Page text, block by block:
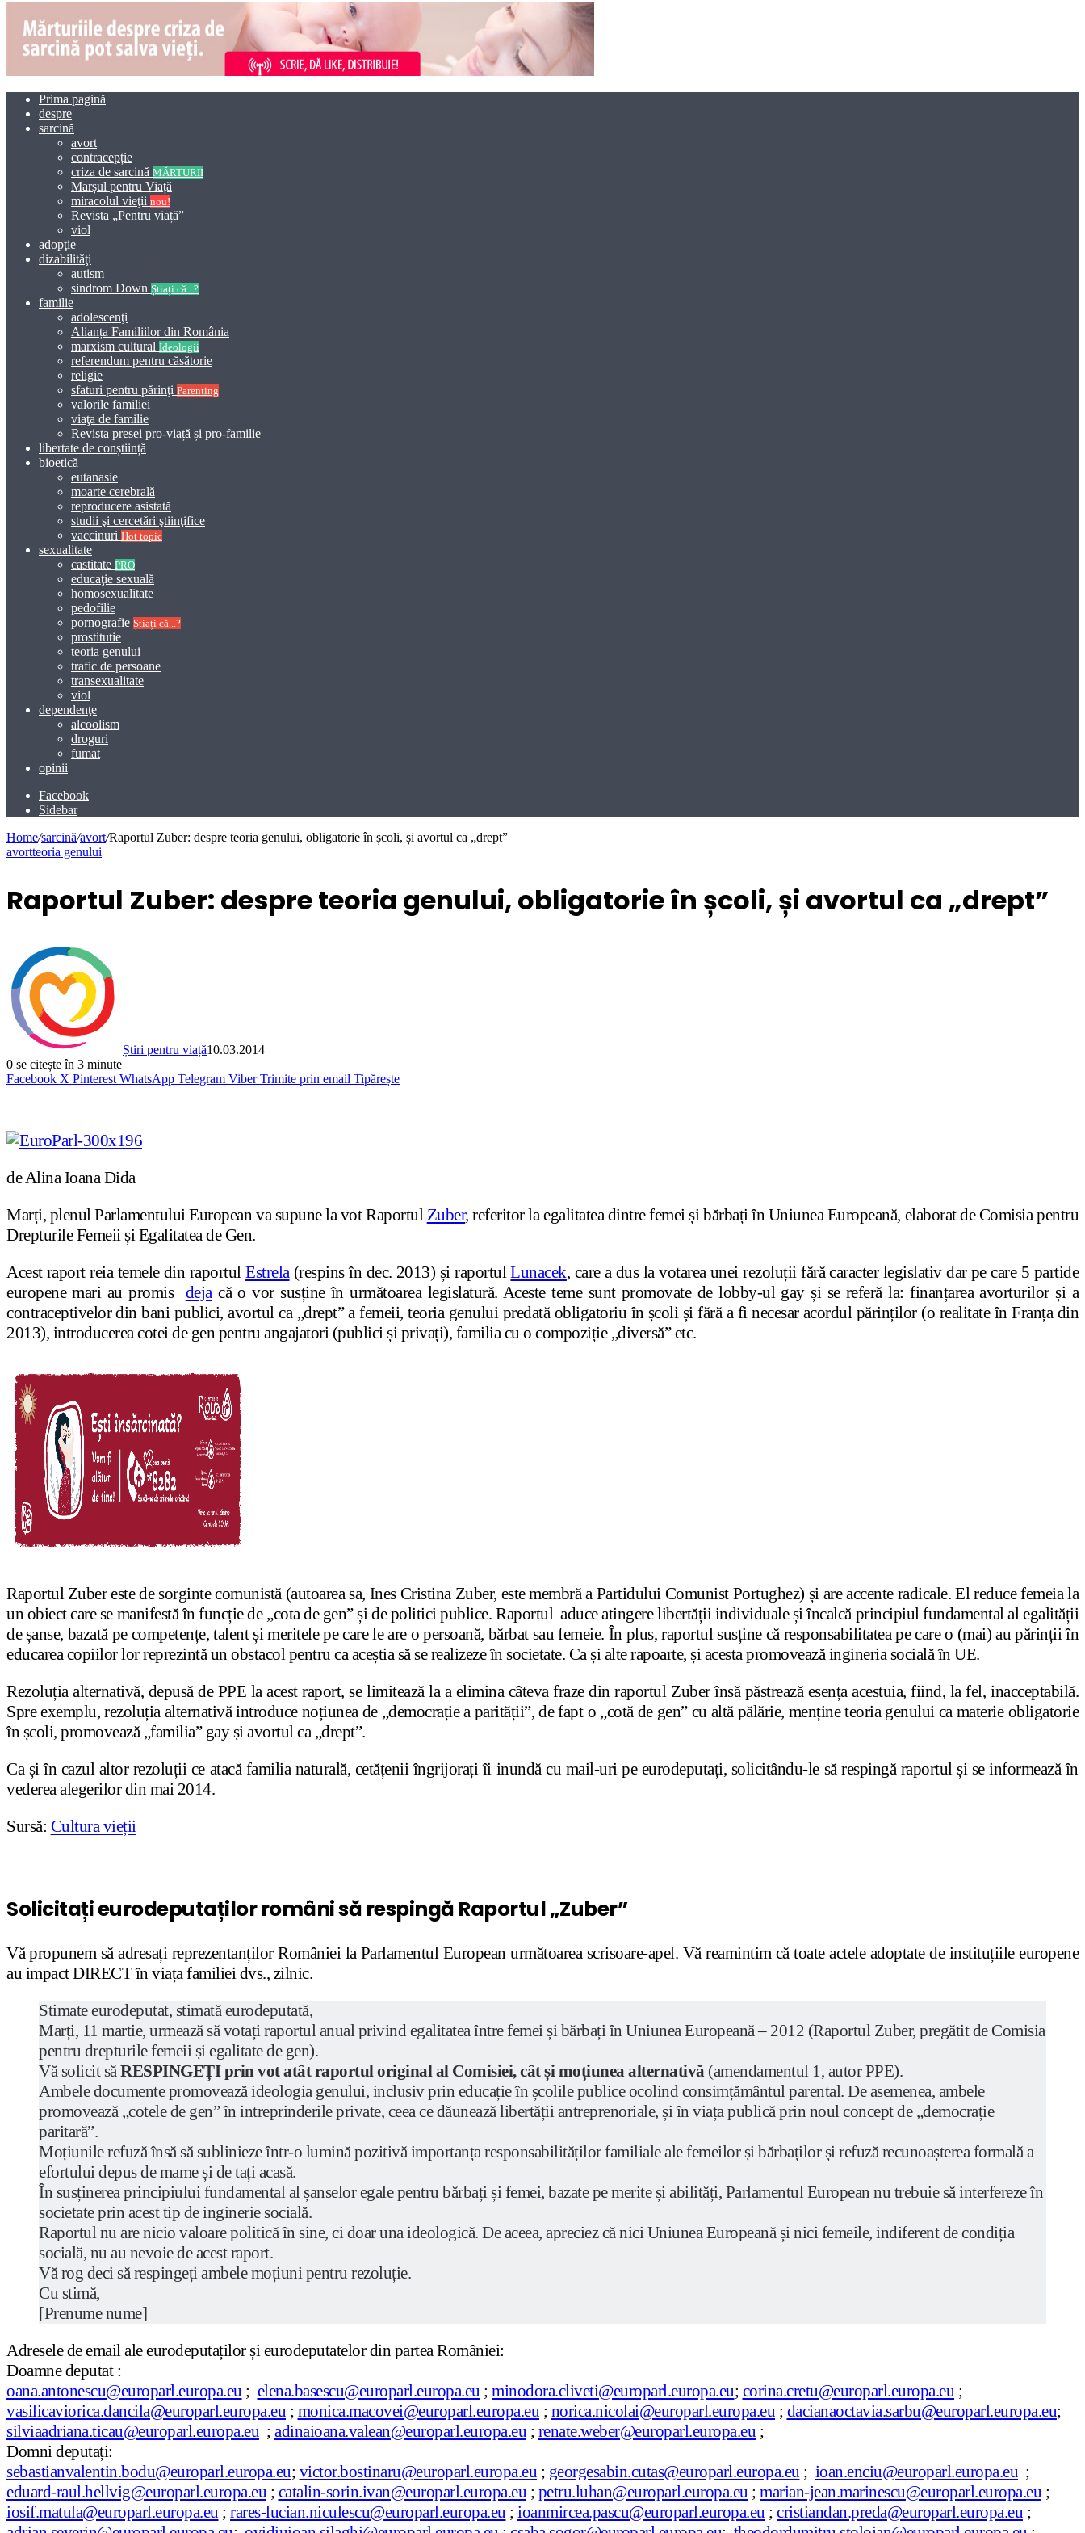
Prima pagină
despre
sarcină
avort
contracepție
criza de sarcină MĂRTURII
Marșul pentru Viață
miracolul vieţii nou!
Revista „Pentru viață”
viol
adopţie
dizabilităţi
autism
sindrom Down Știați că...?
familie
adolescenţi
Alianța Familiilor din România
marxism cultural Ideologii
referendum pentru căsătorie
religie
sfaturi pentru părinţi Parenting
valorile familiei
viaţa de familie
Revista presei pro-viață și pro-familie
libertate de conștiință
bioetică
eutanasie
moarte cerebrală
reproducere asistată
studii şi cercetări ştiinţifice
vaccinuri Hot topic
sexualitate
castitate PRO
educaţie sexuală
homosexualitate
pedofilie
pornografie Știați că...?
prostitutie
teoria genului
trafic de persoane
transexualitate
viol
dependenţe
alcoolism
droguri
fumat
opinii
Facebook
Sidebar
Home/sarcină/avort/Raportul Zuber: despre teoria genului, obligatorie în școli, și avortul ca „drept”
avortteoria genului
Raportul Zuber: despre teoria genului, obligatorie în școli, și avortul ca „drept”
Știri pentru viață10.03.2014
0 se citește în 3 minute
Facebook X Pinterest WhatsApp Telegram Viber Trimite prin email Tipărește
de Alina Ioana Dida
Marți, plenul Parlamentului European va supune la vot Raportul Zuber, referitor la egalitatea dintre femei și bărbați în Uniunea Europeană, elaborat de Comisia pentru
Drepturile Femeii și Egalitatea de Gen.
Acest raport reia temele din raportulEstrela(respins în dec. 2013) și raportulLunacek, care a dus la votarea unei rezoluții fără caracter legislativ dar pe care 5 partide
europene mari au promis dejacă o vor susține în următoarea legislatură. Aceste teme sunt promovate de lobby-ul gay și se referă la: finanțarea avorturilor și a
contraceptivelor din bani publici, avortul ca „drept” a femeii, teoria genului predată obligatoriu în școli și fără a fi necesar acordul părinților (o realitate în Franța din
2013), introducerea cotei de gen pentru angajatori (publici și privați), familia cu o compoziție „diversă” etc.
Raportul Zuber este de sorginte comunistă (autoarea sa, Ines Cristina Zuber, este membră a Partidului Comunist Portughez) și are accente radicale. El reduce femeia la
un obiect care se manifestă în funcție de „cota de gen” și de politici publice. Raportul aduce atingere libertății individuale și încalcă principiul fundamental al egalității
de șanse, bazată pe competențe, talent și meritele pe care le are o persoană, bărbat sau femeie. În plus, raportul susține că responsabilitatea pe care o (mai) au părinții în
educarea copiilor lor reprezintă un obstacol pentru ca aceștia să se realizeze în societate. Ca și alte rapoarte, și acesta promovează ingineria socială în UE.
Rezoluția alternativă, depusă de PPE la acest raport, se limitează la a elimina câteva fraze din raportul Zuber însă păstrează esența acestuia, fiind, la fel, inacceptabilă.
Spre exemplu, rezoluția alternativă introduce noțiunea de „democrație a parității”, de fapt o „cotă de gen” cu altă pălărie, menține teoria genului ca materie obligatorie
în școli, promovează „familia” gay și avortul ca „drept”.
Ca și în cazul altor rezoluții ce atacă familia naturală, cetățenii îngrijorați îi inundă cu mail-uri pe eurodeputați, solicitându-le să respingă raportul și se informează în
vederea alegerilor din mai 2014.
Sursă: Cultura vieții
Solicitați eurodeputaților români să respingă Raportul „Zuber”
Vă propunem să adresați reprezentanților României la Parlamentul European următoarea scrisoare-apel. Vă reamintim că toate actele adoptate de instituțiile europene
au impact DIRECT în viața familiei dvs., zilnic.
Stimate eurodeputat, stimată eurodeputată,
Marți, 11 martie, urmează să votați raportul anual privind egalitatea între femei și bărbați în Uniunea Europeană – 2012 (Raportul Zuber, pregătit de Comisia
pentru drepturile femeii și egalitate de gen).
Vă solicit săRESPINGEȚI prin vot atât raportul original al Comisiei, cât și moțiunea alternativă(amendamentul 1, autor PPE).
Ambele documente promovează ideologia genului, inclusiv prin educație în școlile publice ocolind consimțământul parental. De asemenea, ambele
promovează „cotele de gen” în intreprinderile private, ceea ce dăunează libertății antreprenoriale, și în viața publică prin noul concept de „democrație
paritară”.
Moțiunile refuză însă să sublinieze într-o lumină pozitivă importanța responsabilităților familiale ale femeilor și bărbaților și refuză recunoașterea formală a
efortului depus de mame și de tați acasă.
În susținerea principiului fundamental al șanselor egale pentru bărbați și femei, bazate pe merite și abilități, Parlamentul European nu trebuie să interfereze în
societate prin acest tip de inginerie socială.
Raportul nu are nicio valoare politică în sine, ci doar una ideologică. De aceea, apreciez că nici Uniunea Europeană și nici femeile, indiferent de condiția
socială, nu au nevoie de acest raport.
Vă rog deci să respingeți ambele moțiuni pentru rezoluție.
Cu stimă,
[Prenume nume]
Adresele de email ale eurodeputaților și eurodeputatelor din partea României:
Doamne deputat :
oana.antonescu@europarl.europa.eu ; elena.basescu@europarl.europa.eu ; minodora.cliveti@europarl.europa.eu; corina.cretu@europarl.europa.eu ;
vasilicaviorica.dancila@europarl.europa.eu ; monica.macovei@europarl.europa.eu ; norica.nicolai@europarl.europa.eu ; dacianaoctavia.sarbu@europarl.europa.eu;
silviaadriana.ticau@europarl.europa.eu ; adinaioana.valean@europarl.europa.eu ; renate.weber@europarl.europa.eu ;
Domni deputați:
sebastianvalentin.bodu@europarl.europa.eu; victor.bostinaru@europarl.europa.eu ; georgesabin.cutas@europarl.europa.eu ; ioan.enciu@europarl.europa.eu ;
eduard-raul.hellvig@europarl.europa.eu ; catalin-sorin.ivan@europarl.europa.eu ; petru.luhan@europarl.europa.eu ; marian-jean.marinescu@europarl.europa.eu ;
iosif.matula@europarl.europa.eu ; rares-lucian.niculescu@europarl.europa.eu ; ioanmircea.pascu@europarl.europa.eu ; cristiandan.preda@europarl.europa.eu ;